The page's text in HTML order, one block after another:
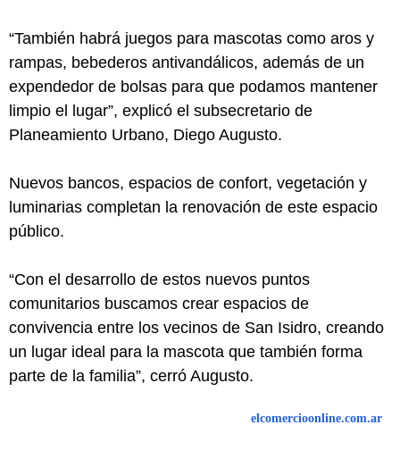
“También habrá juegos para mascotas como aros y
rampas, bebederos antivandálicos, además de un
expendedor de bolsas para que podamos mantener
limpio el lugar”, explicó el subsecretario de
Planeamiento Urbano, Diego Augusto.
Nuevos bancos, espacios de confort, vegetación y
luminarias completan la renovación de este espacio
público.
“Con el desarrollo de estos nuevos puntos
comunitarios buscamos crear espacios de
convivencia entre los vecinos de San Isidro, creando
un lugar ideal para la mascota que también forma
parte de la familia”, cerró Augusto.
elcomercioonline.com.ar